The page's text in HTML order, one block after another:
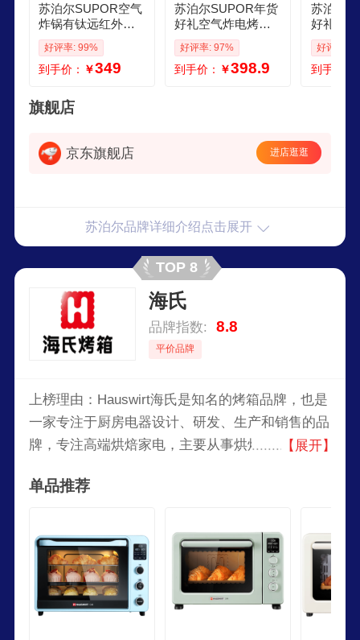
苏泊尔SUPOR空气
炸锅有钛远红外双
热源不翻面家用烤
炸一体触控烤箱高
清可视窗口63L大容
降噪 KD60Y883 63
L
好评率: 99%
到手价： ￥349
苏泊尔SUPOR年货
好礼空气炸电烤箱 3
0L风炉多功能烤炸
轻油低脂空气炸锅
蒸汽嫩烤热风循环O
好评率: 97%
到手价： ￥398.9
苏泊尔
好礼家
容量40L
下独立
多功能
好评率:
到手价：
旗舰店
京东旗舰店 进店逛逛
苏泊尔品牌详细介绍点击展开
TOP 8
海氏
品牌指数: 8.8
平价品牌
上榜理由：Hauswirt海氏是知名的烤箱品牌，也是
一家专注于厨房电器设计、研发、生产和销售的品
牌，专注高端烘焙家电，主要从事烘焙厨房家电的
等20多个国家，已成为国内知名的烘焙家电品牌，
【展开】
单品推荐